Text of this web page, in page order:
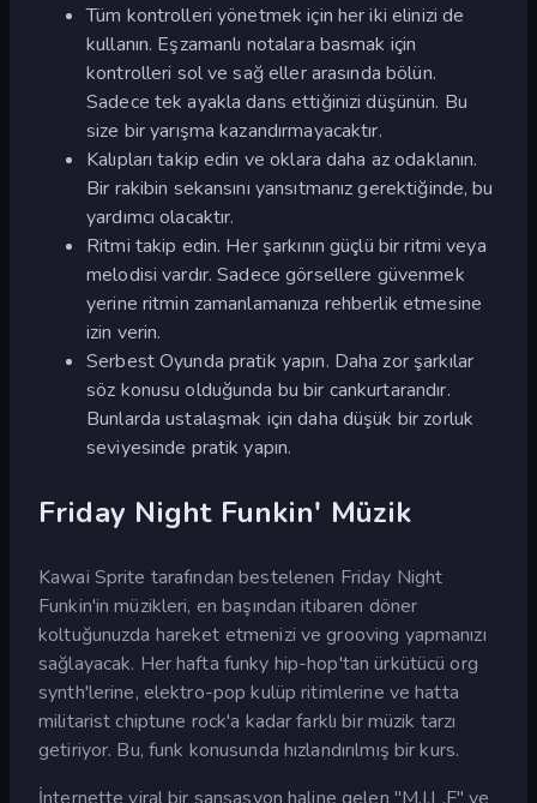
Tüm kontrolleri yönetmek için her iki elinizi de
kullanın. Eşzamanlı notalara basmak için
kontrolleri sol ve sağ eller arasında bölün.
Sadece tek ayakla dans ettiğinizi düşünün. Bu
size bir yarışma kazandırmayacaktır.
Kalıpları takip edin ve oklara daha az odaklanın.
Bir rakibin sekansını yansıtmanız gerektiğinde, bu
yardımcı olacaktır.
Ritmi takip edin. Her şarkının güçlü bir ritmi veya
melodisi vardır. Sadece görsellere güvenmek
yerine ritmin zamanlamanıza rehberlik etmesine
izin verin.
Serbest Oyunda pratik yapın. Daha zor şarkılar
söz konusu olduğunda bu bir cankurtarandır.
Bunlarda ustalaşmak için daha düşük bir zorluk
seviyesinde pratik yapın.
Friday Night Funkin' Müzik
Kawai Sprite tarafından bestelenen Friday Night
Funkin'in müzikleri, en başından itibaren döner
koltuğunuzda hareket etmenizi ve grooving yapmanızı
sağlayacak. Her hafta funky hip-hop'tan ürkütücü org
synth'lerine, elektro-pop kulüp ritimlerine ve hatta
militarist chiptune rock'a kadar farklı bir müzik tarzı
getiriyor. Bu, funk konusunda hızlandırılmış bir kurs.
İnternette viral bir sansasyon haline gelen "M.I.L.F" ve